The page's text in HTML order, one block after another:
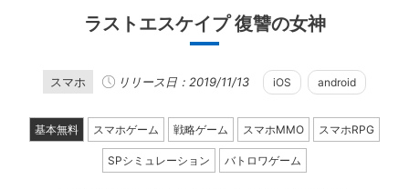
ラストエスケイプ 復讐の女神
スマホ リリース日：2019/11/13 iOS android
基本無料 スマホゲーム 戦略ゲーム スマホMMO スマホRPG
SPシミュレーション バトロワゲーム